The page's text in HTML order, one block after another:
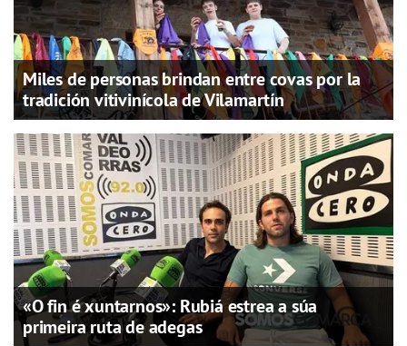
Miles de personas brindan entre covas por la
tradición vitivinícola de Vilamartín
«O fin é xuntarnos»: Rubiá estrea a súa
primeira ruta de adegas